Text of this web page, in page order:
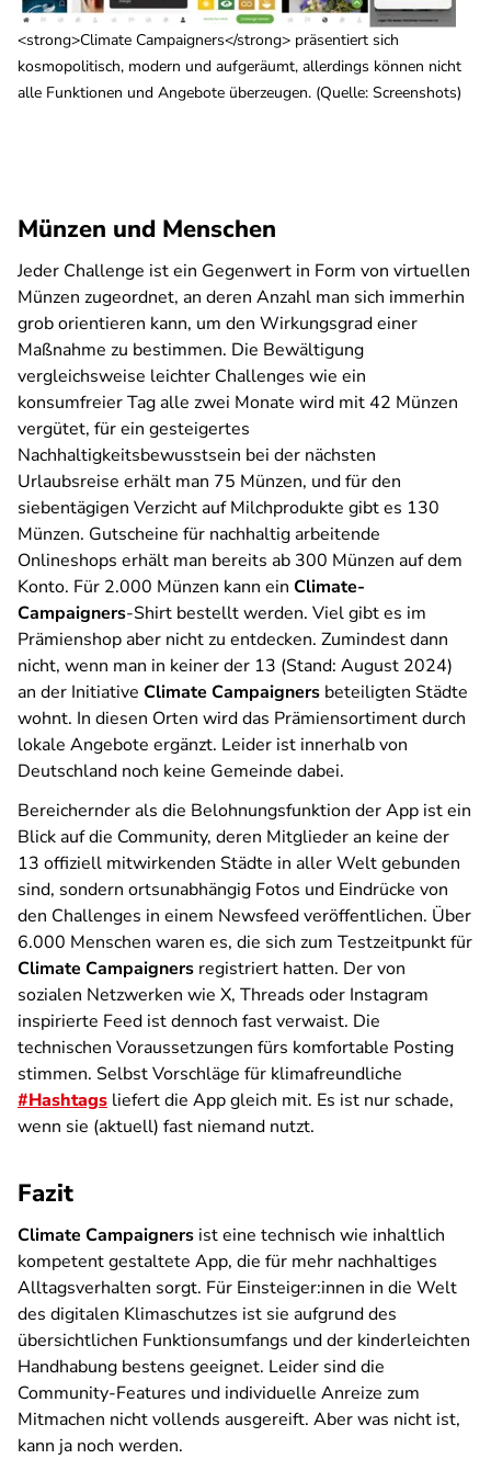
<strong>Climate Campaigners</strong> präsentiert sich
kosmopolitisch, modern und aufgeräumt, allerdings können nicht
alle Funktionen und Angebote überzeugen. (Quelle: Screenshots)
Münzen und Menschen
Jeder Challenge ist ein Gegenwert in Form von virtuellen
Münzen zugeordnet, an deren Anzahl man sich immerhin
grob orientieren kann, um den Wirkungsgrad einer
Maßnahme zu bestimmen. Die Bewältigung
vergleichsweise leichter Challenges wie ein
konsumfreier Tag alle zwei Monate wird mit 42 Münzen
vergütet, für ein gesteigertes
Nachhaltigkeitsbewusstsein bei der nächsten
Urlaubsreise erhält man 75 Münzen, und für den
siebentägigen Verzicht auf Milchprodukte gibt es 130
Münzen. Gutscheine für nachhaltig arbeitende
Onlineshops erhält man bereits ab 300 Münzen auf dem
Konto. Für 2.000 Münzen kann ein Climate-
Campaigners-Shirt bestellt werden. Viel gibt es im
Prämienshop aber nicht zu entdecken. Zumindest dann
nicht, wenn man in keiner der 13 (Stand: August 2024)
an der Initiative Climate Campaigners beteiligten Städte
wohnt. In diesen Orten wird das Prämiensortiment durch
lokale Angebote ergänzt. Leider ist innerhalb von
Deutschland noch keine Gemeinde dabei.
Bereichernder als die Belohnungsfunktion der App ist ein
Blick auf die Community, deren Mitglieder an keine der
13 offiziell mitwirkenden Städte in aller Welt gebunden
sind, sondern ortsunabhängig Fotos und Eindrücke von
den Challenges in einem Newsfeed veröffentlichen. Über
6.000 Menschen waren es, die sich zum Testzeitpunkt für
Climate Campaigners registriert hatten. Der von
sozialen Netzwerken wie X, Threads oder Instagram
inspirierte Feed ist dennoch fast verwaist. Die
technischen Voraussetzungen fürs komfortable Posting
stimmen. Selbst Vorschläge für klimafreundliche
#Hashtags liefert die App gleich mit. Es ist nur schade,
wenn sie (aktuell) fast niemand nutzt.
Fazit
Climate Campaigners ist eine technisch wie inhaltlich
kompetent gestaltete App, die für mehr nachhaltiges
Alltagsverhalten sorgt. Für Einsteiger:innen in die Welt
des digitalen Klimaschutzes ist sie aufgrund des
übersichtlichen Funktionsumfangs und der kinderleichten
Handhabung bestens geeignet. Leider sind die
Community-Features und individuelle Anreize zum
Mitmachen nicht vollends ausgereift. Aber was nicht ist,
kann ja noch werden.